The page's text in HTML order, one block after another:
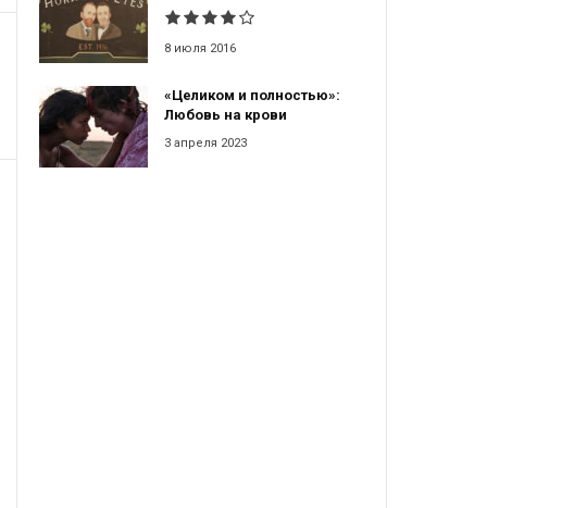
8 июля 2016
«Целиком и полностью»:
Любовь на крови
3 апреля 2023